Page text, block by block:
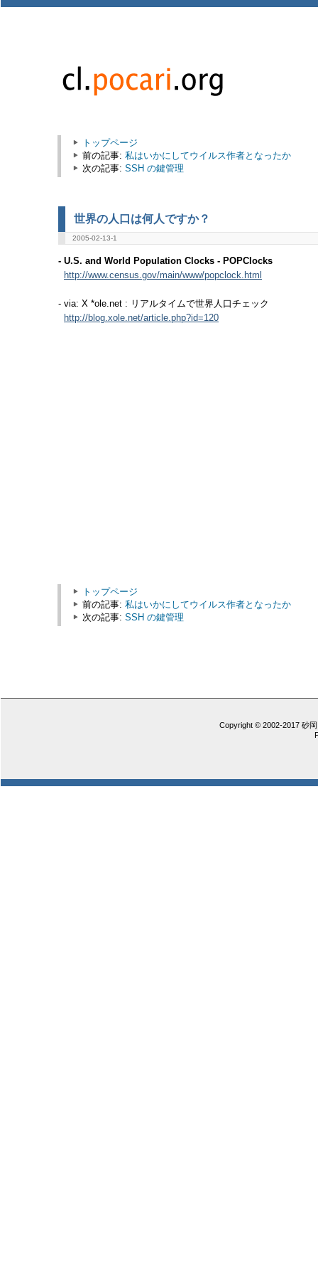
トップページ
前の記事: 私はいかにしてウイルス作者となったか
次の記事: SSH の鍵管理
世界の人口は何人ですか？
2005-02-13-1
- U.S. and World Population Clocks - POPClocks
http://www.census.gov/main/www/popclock.html
- via: X *ole.net : リアルタイムで世界人口チェック
http://blog.xole.net/article.php?id=120
トップページ
前の記事: 私はいかにしてウイルス作者となったか
次の記事: SSH の鍵管理
Copyright © 2002-2017 砂